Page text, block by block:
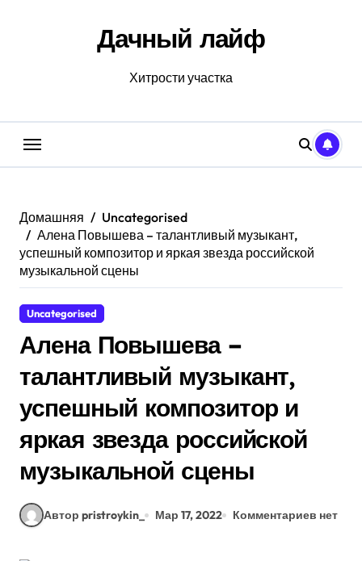
Дачный лайф
Хитрости участка
Домашняя
Uncategorised
Алена Повышева – талантливый музыкант,
успешный композитор и яркая звезда российской
музыкальной сцены
Uncategorised
Алена Повышева –
талантливый музыкант,
успешный композитор и
яркая звезда российской
музыкальной сцены
Автор pristroykin_ Мар 17, 2022 Комментариев нет